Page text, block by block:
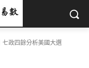
政四餘分析美國大選